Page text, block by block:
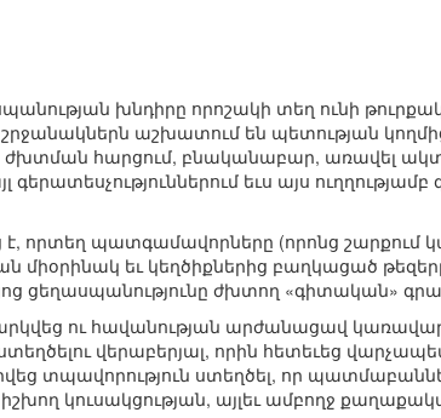
խնդիրը որոշակի տեղ ունի
աշխատում են պետության
հարցում, բնականաբար, առավել
եւս այս ուղղությամբ
է, որտեղ պատգամավորները (որոնց շարքում
միօրինակ եւ կեղծիքներից բաղկացած
ցեղասպանությունը ժխտող «գիտական»
ու հավանության արժանացավ
վերաբերյալ, որին հետեւեց
տպավորություն ստեղծել, որ
կուսակցության, այլեւ ամբողջ